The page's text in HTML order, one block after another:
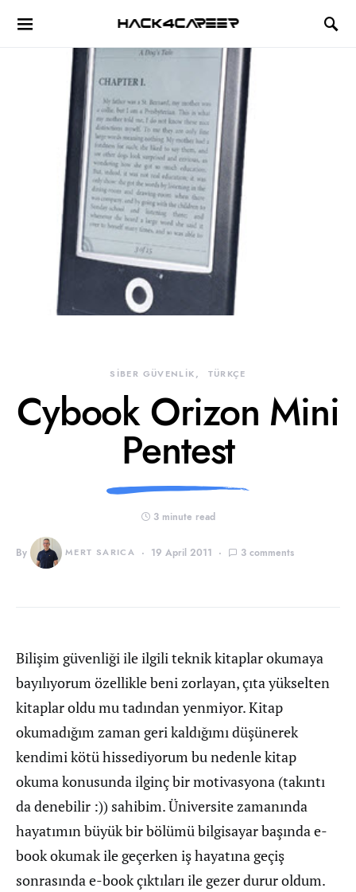
Hack4Career
SİBER GÜVENLİK TÜRKÇE
Cybook Orizon Mini
Pentest
3 minute read
By MERT SARICA 19 April 2011 3 comments
Bilişim güvenliği ile ilgili teknik kitaplar okumaya
bayılıyorum özellikle beni zorlayan, çıta yükselten
kitaplar oldu mu tadından yenmiyor. Kitap
okumadığım zaman geri kaldığımı düşünerek
kendimi kötü hissediyorum bu nedenle kitap
okuma konusunda ilginç bir motivasyona (takıntı
da denebilir :)) sahibim. Üniversite zamanında
hayatımın büyük bir bölümü bilgisayar başında e-
book okumak ile geçerken iş hayatına geçiş
sonrasında e-book çıktıları ile gezer durur oldum.